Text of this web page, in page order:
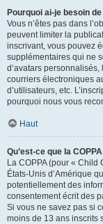
Pourquoi ai-je besoin
Vous n’êtes pas dans
peuvent limiter la
inscrivant, vous pouvez
supplémentaires qui ne
d’avatars personnalisés,
courriers électroniques
d’utilisateurs, etc.
pourquoi nous vous
Haut
Qu’est-ce que la
La COPPA (pour « Child
États-Unis d’Amérique
potentiellement des
consentement écrit des
Si vous ne savez pas si
moins de 13 ans inscrits